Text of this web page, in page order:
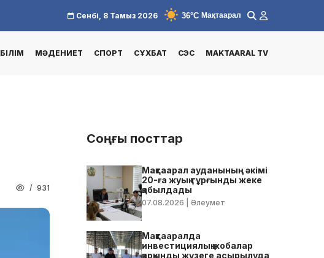
Сенбі, 8 Тамыз 2026 36°C Мақтаарал
БІЛІМ МӘДЕНИЕТ СПОРТ СҰХБАТ СЭС MAKTAARAL TV
931
Соңғы посттар
Мақтаарал ауданының әкімі
20-ға жуық тұрғынды жеке
қабылдады
07.08.2026 | Әлеумет
Мақтааралда
инвестициялық жобалар
қарқынды жүзеге асырылуда